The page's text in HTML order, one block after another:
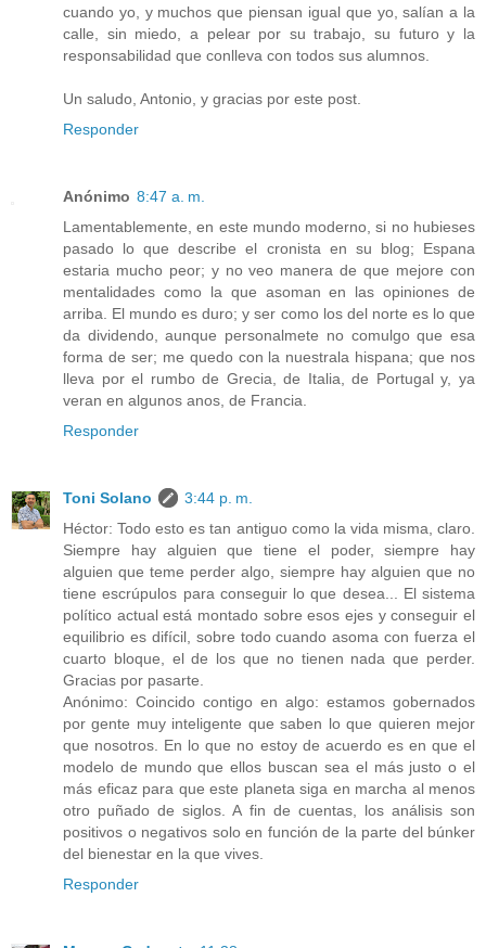
cuando yo, y muchos que piensan igual que yo, salían a la
calle, sin miedo, a pelear por su trabajo, su futuro y la
responsabilidad que conlleva con todos sus alumnos.
Un saludo, Antonio, y gracias por este post.
Responder
Anónimo 8:47 a. m.
Lamentablemente, en este mundo moderno, si no hubieses
pasado lo que describe el cronista en su blog; Espana
estaria mucho peor; y no veo manera de que mejore con
mentalidades como la que asoman en las opiniones de
arriba. El mundo es duro; y ser como los del norte es lo que
da dividendo, aunque personalmete no comulgo que esa
forma de ser; me quedo con la nuestrala hispana; que nos
lleva por el rumbo de Grecia, de Italia, de Portugal y, ya
veran en algunos anos, de Francia.
Responder
Toni Solano
3:44 p. m.
Héctor: Todo esto es tan antiguo como la vida misma, claro.
Siempre hay alguien que tiene el poder, siempre hay
alguien que teme perder algo, siempre hay alguien que no
tiene escrúpulos para conseguir lo que desea... El sistema
político actual está montado sobre esos ejes y conseguir el
equilibrio es difícil, sobre todo cuando asoma con fuerza el
cuarto bloque, el de los que no tienen nada que perder.
Gracias por pasarte.
Anónimo: Coincido contigo en algo: estamos gobernados
por gente muy inteligente que saben lo que quieren mejor
que nosotros. En lo que no estoy de acuerdo es en que el
modelo de mundo que ellos buscan sea el más justo o el
más eficaz para que este planeta siga en marcha al menos
otro puñado de siglos. A fin de cuentas, los análisis son
positivos o negativos solo en función de la parte del búnker
del bienestar en la que vives.
Responder